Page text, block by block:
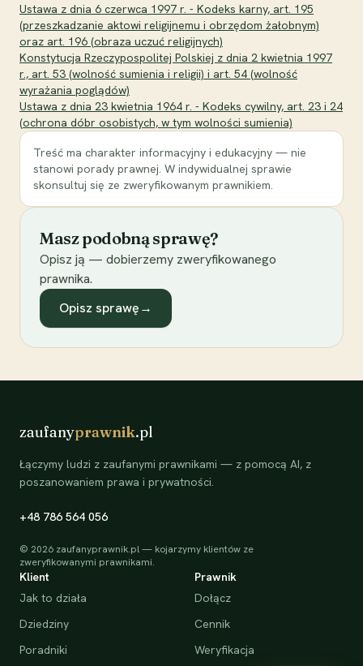
Ustawa z dnia 6 czerwca 1997 r. - Kodeks karny, art. 195
(przeszkadzanie aktowi religijnemu i obrzędom żałobnym)
oraz art. 196 (obraza uczuć religijnych)
Konstytucja Rzeczypospolitej Polskiej z dnia 2 kwietnia 1997
r., art. 53 (wolność sumienia i religii) i art. 54 (wolność
wyrażania poglądów)
Ustawa z dnia 23 kwietnia 1964 r. - Kodeks cywilny, art. 23 i 24
(ochrona dóbr osobistych, w tym wolności sumienia)
Treść ma charakter informacyjny i edukacyjny — nie
stanowi porady prawnej. W indywidualnej sprawie
skonsultuj się ze zweryfikowanym prawnikiem.
Masz podobną sprawę?
Opisz ją — dobierzemy zweryfikowanego
prawnika.
Opisz sprawę→
zaufanyprawnik.pl
Łączymy ludzi z zaufanymi prawnikami — z pomocą AI, z
poszanowaniem prawa i prywatności.
+48 786 564 056
© 2026 zaufanyprawnik.pl — kojarzymy klientów ze
zweryfikowanymi prawnikami.
Klient
Jak to działa
Dziedziny
Poradniki
Prawnik
Dołącz
Cennik
Weryfikacja